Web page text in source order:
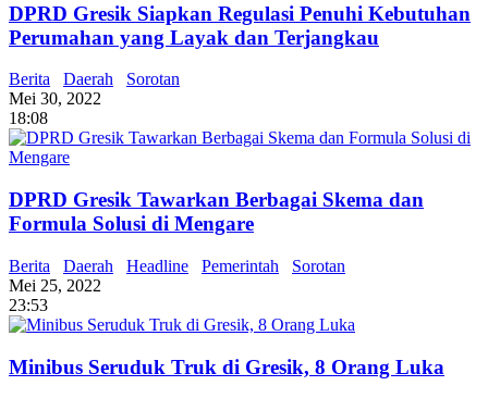
DPRD Gresik Siapkan Regulasi Penuhi Kebutuhan
Perumahan yang Layak dan Terjangkau
Berita Daerah
Sorotan
Mei 30, 2022
18:08
DPRD Gresik Tawarkan Berbagai Skema dan
Formula Solusi di Mengare
Berita Daerah Headline Pemerintah
Sorotan
Mei 25, 2022
23:53
Minibus Seruduk Truk di Gresik, 8 Orang Luka